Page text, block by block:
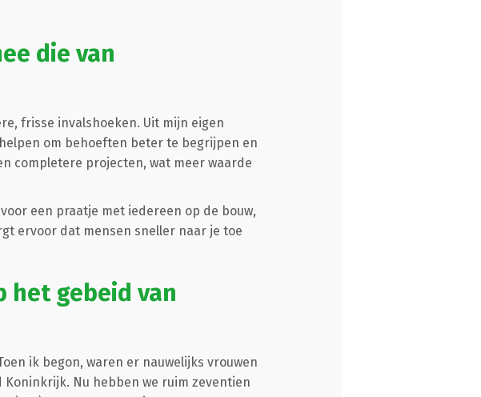
die van
frisse invalshoeken. Uit mijn eigen
om behoeften beter te begrijpen en
completere projecten, wat meer waarde
een praatje met iedereen op de bouw,
ervoor dat mensen sneller naar je toe
het gebeid van
ik begon, waren er nauwelijks vrouwen
Koninkrijk. Nu hebben we ruim zeventien